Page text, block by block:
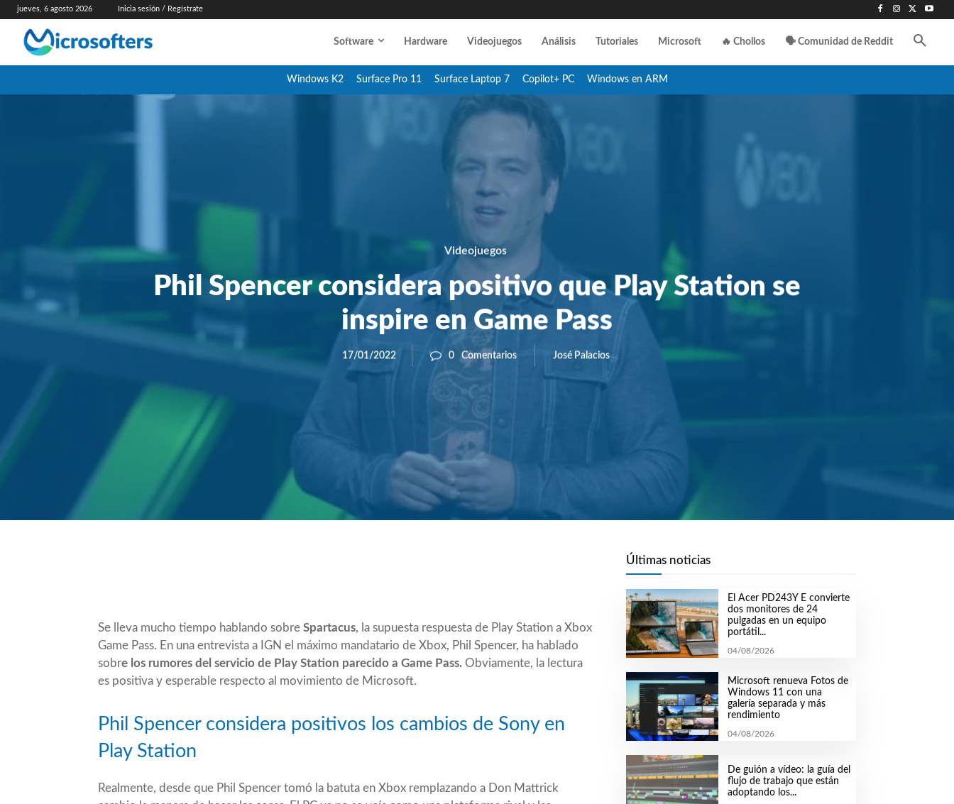
jueves, 6 agosto 2026 Inicia sesión / Regístrate
Software Hardware Videojuegos Análisis Tutoriales Microsoft 🔥 Chollos 🗣️ Comunidad de Reddit
Windows K2 Surface Pro 11 Surface Laptop 7 Copilot+ PC Windows en ARM
Videojuegos
Phil Spencer considera positivo que Play Station se
inspire en Game Pass
17/01/2022 0 Comentarios José Palacios
Se lleva mucho tiempo hablando sobre Spartacus, la supuesta respuesta de Play Station a Xbox
Game Pass. En una entrevista a IGN el máximo mandatario de Xbox, Phil Spencer, ha hablado
sobre los rumores del servicio de Play Station parecido a Game Pass. Obviamente, la lectura
es positiva y esperable respecto al movimiento de Microsoft.
Phil Spencer considera positivos los cambios de Sony en
Play Station
Realmente, desde que Phil Spencer tomó la batuta en Xbox remplazando a Don Mattrick
Últimas noticias
El Acer PD243Y E convierte
dos monitores de 24
pulgadas en un equipo
portátil...
04/08/2026
Microsoft renueva Fotos de
Windows 11 con una
galería separada y más
rendimiento
04/08/2026
De guión a vídeo: la guía del
flujo de trabajo que están
adoptando los...